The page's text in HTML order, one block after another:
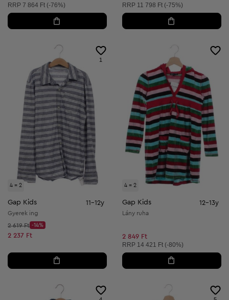
Ajánlott ár:
RRP 7 864 Ft (-76%) Ajánlott ár:
RRP 11 798 Ft (-75%)
4 = 2
1
Gap Kids 11-12y
Gyerek ing
Kezdő ár:
2 619 Ft
Discount Price:
-14%
Csökkentett ár:
2 237 Ft
4 = 2
Gap Kids 12-13y
Lány ruha
2 849 Ft
Ajánlott ár:
RRP 14 421 Ft (-80%)